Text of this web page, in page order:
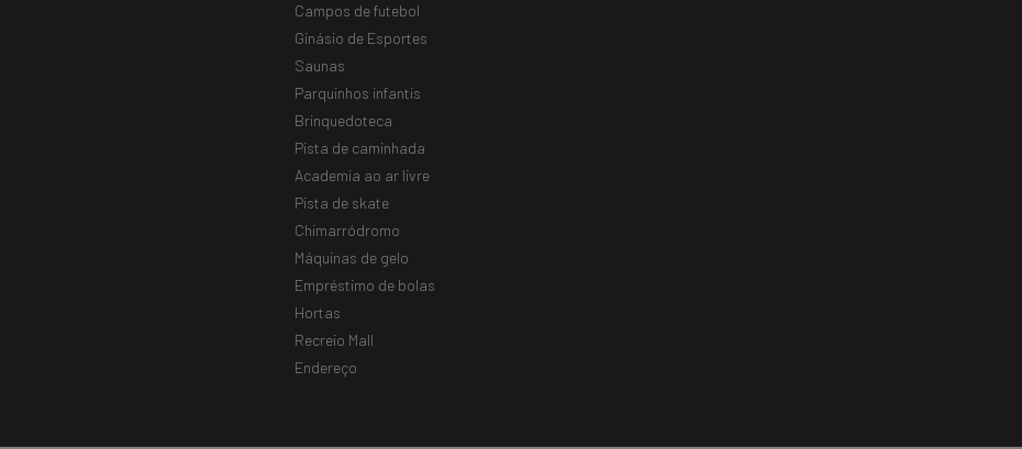
Campos de futebol
Ginásio de Esportes
Saunas
Parquinhos infantis
Brinquedoteca
Pista de caminhada
Academia ao ar livre
Pista de skate
Chimarródromo
Máquinas de gelo
Empréstimo de bolas
Hortas
Recreio Mall
Endereço